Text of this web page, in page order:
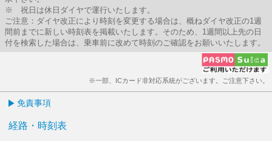
※ 祝日は休日ダイヤで運行いたします。
ご注意：ダイヤ改正により時刻を変更する場合は、概ねダイヤ改正の1週
間前までに新しい時刻表を掲載いたします。そのため、1週間以上先の日
付を検索した場合は、乗車前に改めて時刻のご確認をお願いいたします。
※一部、ICカード非対応系統がございます。ご注意下さい。
免責事項
経路・時刻表